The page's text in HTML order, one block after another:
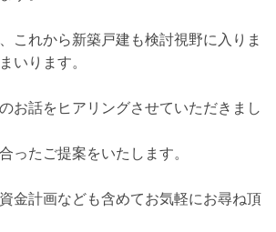
これから新築戸建も検討視野に入りま
いります。
お話をヒアリングさせていただきまし
ったご提案をいたします。
金計画なども含めてお気軽にお尋ね頂